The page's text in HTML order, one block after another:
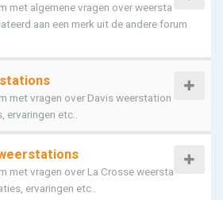
met algemene vragen over weersta
aan een merk uit de andere forum
met vragen over Davis weerstation
ervaringen etc..
met vragen over La Crosse weersta
ervaringen etc..